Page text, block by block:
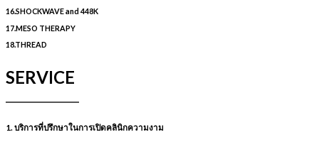
16.SHOCKWAVE and 448K
17.MESO THERAPY
18.THREAD
SERVICE
1. บริการที่ปรึกษาในการเปิดคลินิกความงาม